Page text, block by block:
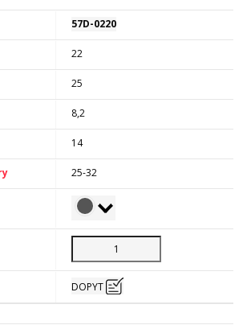
57D-0220
22
25
8,2
14
25-32
DOPYT